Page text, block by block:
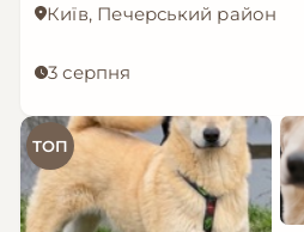
Київ, Печерський район
3 серпня
ТОП